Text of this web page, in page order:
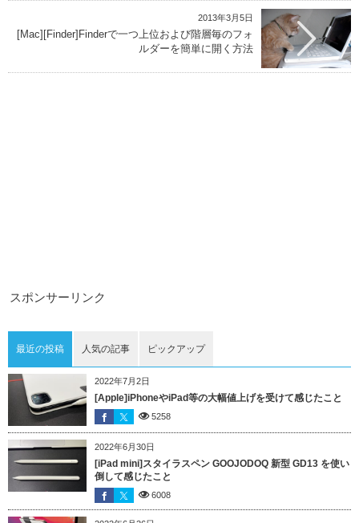
2013年3月5日
[Mac][Finder]Finderで一つ上位および階層毎のフォ
ルダーを簡単に開く方法
スポンサーリンク
最近の投稿 人気の記事 ピックアップ
2022年7月2日
[Apple]iPhoneやiPad等の大幅値上げを受けて感じたこと
5258
2022年6月30日
[iPad mini]スタイラスペン GOOJODOQ 新型 GD13 を使い
倒して感じたこと
6008